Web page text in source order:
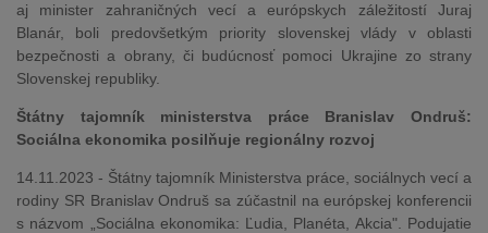
aj minister zahraničných vecí a európskych záležitostí Juraj
Blanár, boli predovšetkým priority slovenskej vlády v oblasti
bezpečnosti a obrany, či budúcnosť pomoci Ukrajine zo strany
Slovenskej republiky.
Štátny tajomník ministerstva práce Branislav Ondruš:
Sociálna ekonomika posilňuje regionálny rozvoj
14.11.2023 - Štátny tajomník Ministerstva práce, sociálnych vecí a
rodiny SR Branislav Ondruš sa zúčastnil na európskej konferencii
s názvom „Sociálna ekonomika: Ľudia, Planéta, Akcia". Podujatie